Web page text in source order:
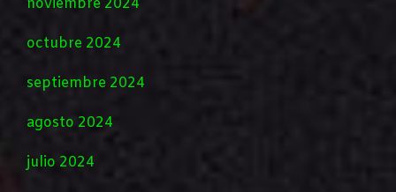
noviembre 2024
octubre 2024
septiembre 2024
agosto 2024
julio 2024